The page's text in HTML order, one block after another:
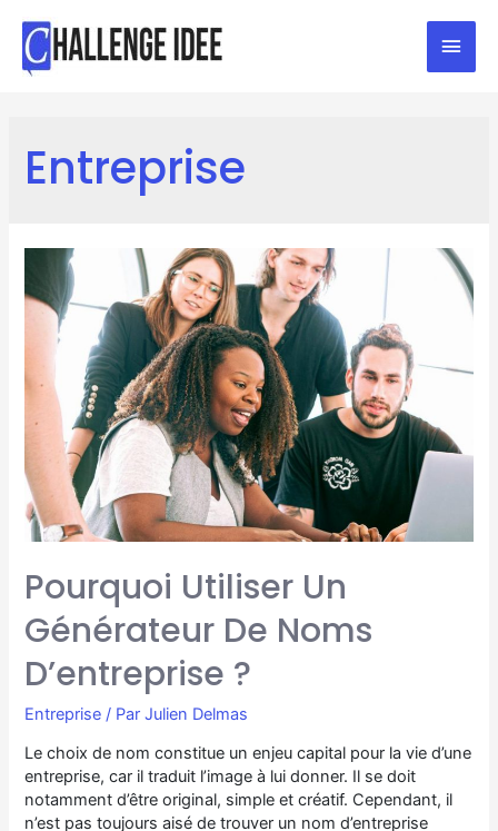
Entreprise
Pourquoi Utiliser Un
Générateur De Noms
D’entreprise ?
Entreprise / ParJulien Delmas
Le choix de nom constitue un enjeu capital pour la vie d’une
entreprise, car il traduit l’image à lui donner. Il se doit
notamment d’être original, simple et créatif. Cependant, il
n’est pas toujours aisé de trouver un nom d’entreprise